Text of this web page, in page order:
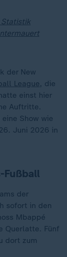
Statistik
der New
League, die
einst hier
Auftritte.
Show wie
Juni 2026 in
Fußball
der
sofort in den
Mbappé
Querlatte. Fünf
dort zum